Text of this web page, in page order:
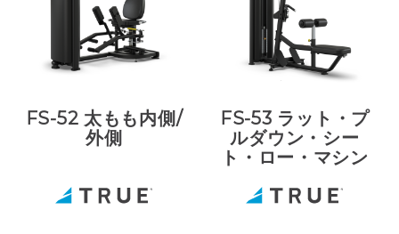
FS-52 太もも内側/
外側
FS-53 ラット・プ
ルダウン・シー
ト・ロー・マシン